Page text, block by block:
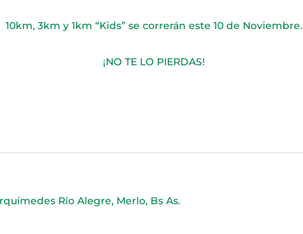
10km, 3km y 1km “Kids” se correrán este 10 de Noviembre.
¡NO TE LO PIERDAS!
Río Alegre, Merlo, Bs As.